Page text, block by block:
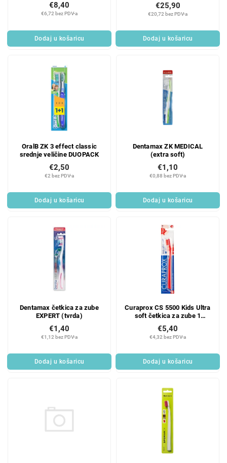
€6,72 bez PDV-a
€8,40
Dodaj u košaricu
€20,72 bez PDV-a
€25,90
Dodaj u košaricu
OralB ZK 3 effect classic
srednje veličine DUOPACK
€2 bez PDV-a
€2,50
Dodaj u košaricu
Dentamax ZK MEDICAL
(extra soft)
€0,88 bez PDV-a
€1,10
Dodaj u košaricu
Dentamax četkica za zube
EXPERT (tvrda)
€1,12 bez PDV-a
€1,40
Dodaj u košaricu
Curaprox CS 5500 Kids Ultra
soft četkica za zube 1
komad
€4,32 bez PDV-a
€5,40
Dodaj u košaricu